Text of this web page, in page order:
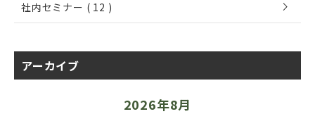
社内セミナー ( 12 ) chevron_right
アーカイブ
2026年8月